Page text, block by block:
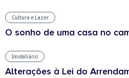
Cultura e Lazer
O sonho de uma casa no
Imobiliário
Alterações à Lei do